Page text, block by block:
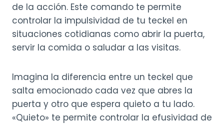
de la acción. Este comando te permite
controlar la impulsividad de tu teckel en
situaciones cotidianas como abrir la puerta,
servir la comida o saludar a las visitas.
Imagina la diferencia entre un teckel que
salta emocionado cada vez que abres la
puerta y otro que espera quieto a tu lado.
«Quieto» te permite controlar la efusividad de